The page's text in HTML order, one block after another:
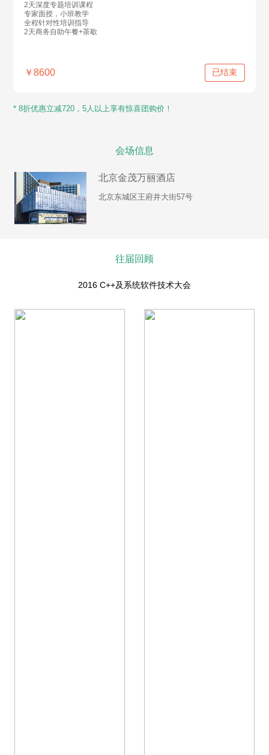
2天深度专题培训课程
专家面授，小班教学
全程针对性培训指导
2天商务自助午餐+茶歇
￥8600 购买
已结束
* 8折优惠立减720，5人以上享有惊喜团购价！
会场信息
北京金茂万丽酒店
北京东城区王府井大街57号
往届回顾
2016 C++及系统软件技术大会